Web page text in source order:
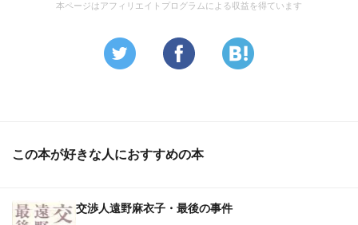
本ページはアフィリエイトプログラムによる収益を得ています
この本が好きな人におすすめの本
交渉人遠野麻衣子・最後の事件